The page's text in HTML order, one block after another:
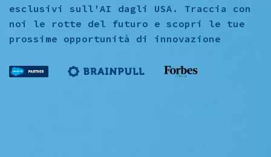
esclusivi sull'AI dagli USA. Traccia con
noi le rotte del futuro e scopri le tue
prossime opportunità di innovazione